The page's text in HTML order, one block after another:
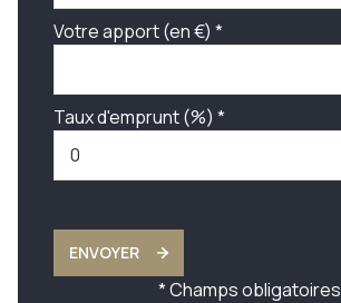
Votre apport (en €) *
Taux d'emprunt (%) *
ENVOYER
* Champs obligatoires